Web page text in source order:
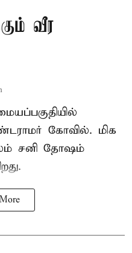
வீர
கோவில். மிக
சனி தோஷம்